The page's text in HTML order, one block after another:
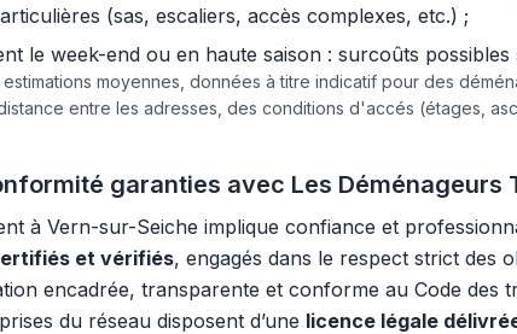
(sas, escaliers, accès complexes, etc.) ;
le week-end ou en haute saison : surcoûts
moyennes, données à titre indicatif pour des
entre les adresses, des conditions d'accés (étages,
garanties avec Les
à Vern-sur-Seiche implique confiance et
et vérifiés, engagés dans le respect strict des
encadrée, transparente et conforme au Code des
du réseau disposent d’une licence légale